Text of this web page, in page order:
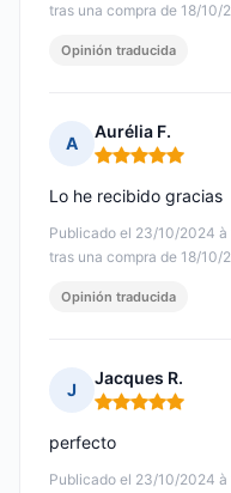
tras una compra de 18/10/
Opinión traducida
A
Aurélia F.
Nota: 5 de 5
Publicado el 23/10/2024 à
tras una compra de 18/10/
Lo he recibido gracias
Opinión traducida
J
Jacques R.
Nota: 5 de 5
Publicado el 23/10/2024 à
perfecto